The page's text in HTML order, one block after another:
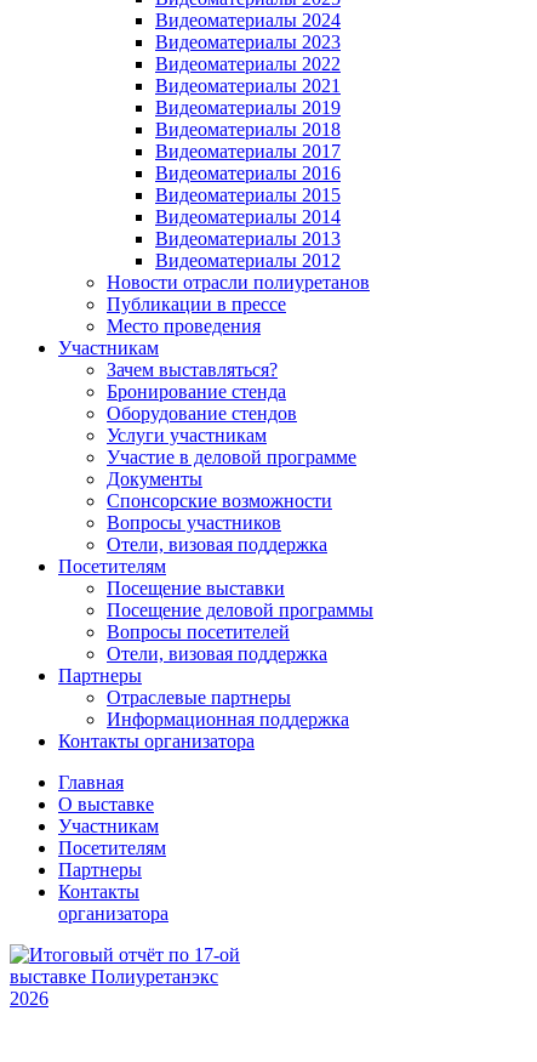
Видеоматериалы 2024
Видеоматериалы 2023
Видеоматериалы 2022
Видеоматериалы 2021
Видеоматериалы 2019
Видеоматериалы 2018
Видеоматериалы 2017
Видеоматериалы 2016
Видеоматериалы 2015
Видеоматериалы 2014
Видеоматериалы 2013
Видеоматериалы 2012
Новости отрасли полиуретанов
Публикации в прессе
Место проведения
Участникам
Зачем выставляться?
Бронирование стенда
Оборудование стендов
Услуги участникам
Участие в деловой программе
Документы
Спонсорские возможности
Вопросы участников
Отели, визовая поддержка
Посетителям
Посещение выставки
Посещение деловой программы
Вопросы посетителей
Отели, визовая поддержка
Партнеры
Отраслевые партнеры
Информационная поддержка
Контакты организатора
Главная
О выставке
Участникам
Посетителям
Партнеры
Контакты
организатора